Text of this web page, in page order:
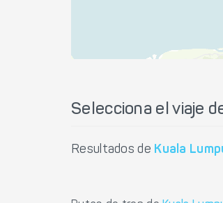
Selecciona el viaje
Resultados de Kuala